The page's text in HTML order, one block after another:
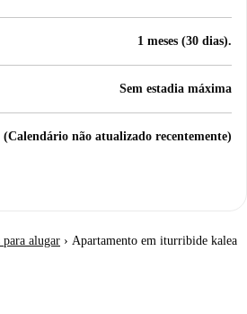
1 meses (30 dias).
Sem estadia máxima
(Calendário não atualizado recentemente)
para alugar › Apartamento em iturribide kalea